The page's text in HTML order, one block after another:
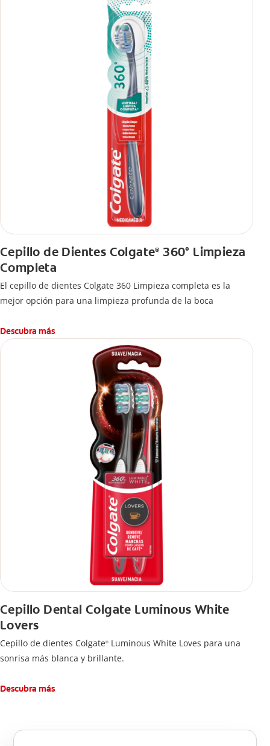
Cepillo de Dientes Colgate®360° Limpieza
Completa
El cepillo de dientes Colgate 360 Limpieza completa es la
mejor opción para una limpieza profunda de la boca
Descubra más
Cepillo Dental Colgate Luminous White
Lovers
Cepillo de dientes Colgate® Luminous White Loves para una
sonrisa más blanca y brillante.
Descubra más